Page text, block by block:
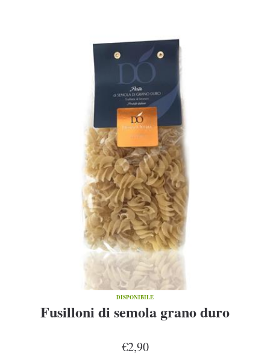
DISPONIBILE
Fusilloni di semola grano duro
€2,90